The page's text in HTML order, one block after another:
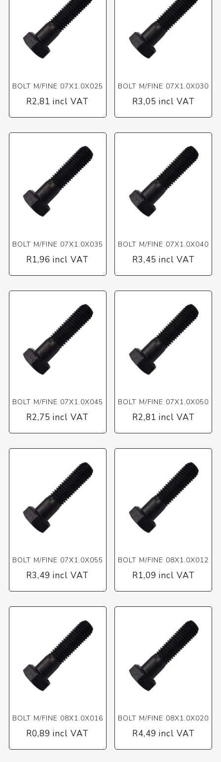
BOLT M/FINE 07X1.0X025
R2,81 incl VAT
BOLT M/FINE 07X1.0X030
R3,05 incl VAT
BOLT M/FINE 07X1.0X035
R1,96 incl VAT
BOLT M/FINE 07X1.0X040
R3,45 incl VAT
BOLT M/FINE 07X1.0X045
R2,75 incl VAT
BOLT M/FINE 07X1.0X050
R2,81 incl VAT
BOLT M/FINE 07X1.0X055
R3,49 incl VAT
BOLT M/FINE 08X1.0X012
R1,09 incl VAT
BOLT M/FINE 08X1.0X016
R0,89 incl VAT
BOLT M/FINE 08X1.0X020
R4,49 incl VAT